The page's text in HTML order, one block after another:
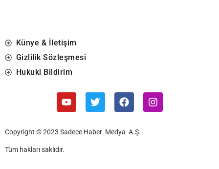
Künye & İletişim
Gizlilik Sözleşmesi
Hukuki Bildirim
Copyright © 2023 Sadece Haber Medya A.Ş.
Tüm hakları saklıdır.